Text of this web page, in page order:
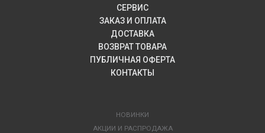
СЕРВИС
ЗАКАЗ И ОПЛАТА
ДОСТАВКА
ВОЗВРАТ ТОВАРА
ПУБЛИЧНАЯ ОФЕРТА
КОНТАКТЫ
НОВИНКИ
АКЦИИ И РАСПРОДАЖА